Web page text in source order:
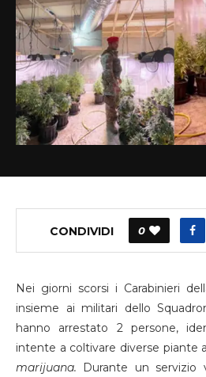
CONDIVIDI 0
Nei giorni scorsi i Carabinieri
insieme ai militari dello
hanno arrestato 2 persone,
intente a coltivare diverse piante
marijuana.
Durante un servizio